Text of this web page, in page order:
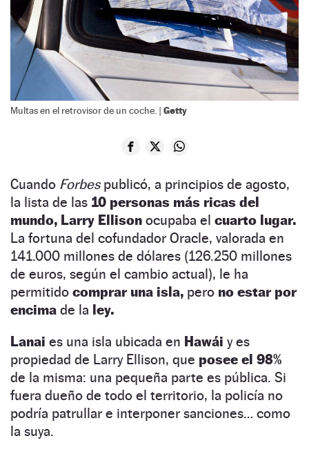
Multas en el retrovisor de un coche. | Getty
Cuando Forbespublicó, a principios de agosto,
la lista de las 10 personas más ricas del
mundo, Larry Ellison ocupaba el cuarto lugar.
La fortuna del cofundador Oracle, valorada en
141.000 millones de dólares (126.250 millones
de euros, según el cambio actual), le ha
permitido comprar una isla, pero no estar por
encima de la ley.
Lanai es una isla ubicada en Hawái y es
propiedad de Larry Ellison, que posee el 98%
de la misma: una pequeña parte es pública. Si
fuera dueño de todo el territorio, la policía no
podría patrullar e interponer sanciones… como
la suya.